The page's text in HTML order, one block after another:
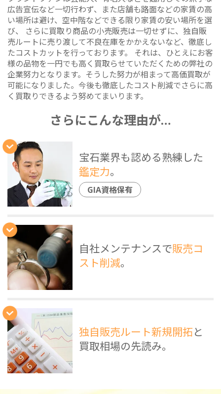
広告宣伝など一切行わず、また店舗も路面などの家賃の高
い場所は避け、空中階などできる限り家賃の安い場所を選
び、 さらに買取り商品の小売販売は一切せずに、独自販
売ルートに売り渡して不良在庫をかかえないなど、徹底し
たコストカットを行っております。 それは、ひとえにお客
様の品物を一円でも高く買取らせていただくための弊社の
企業努力となります。そうした努力が相まって高価買取が
可能になりました。今後も徹底したコスト削減でさらに高
く買取りできるよう努めてまいります。
さらにこんな理由が…
宝石業界も認める熟練した
鑑定力。
GIA資格保有
自社メンテナンスで販売コ
スト削減。
独自販売ルート新規開拓と
買取相場の先読み。